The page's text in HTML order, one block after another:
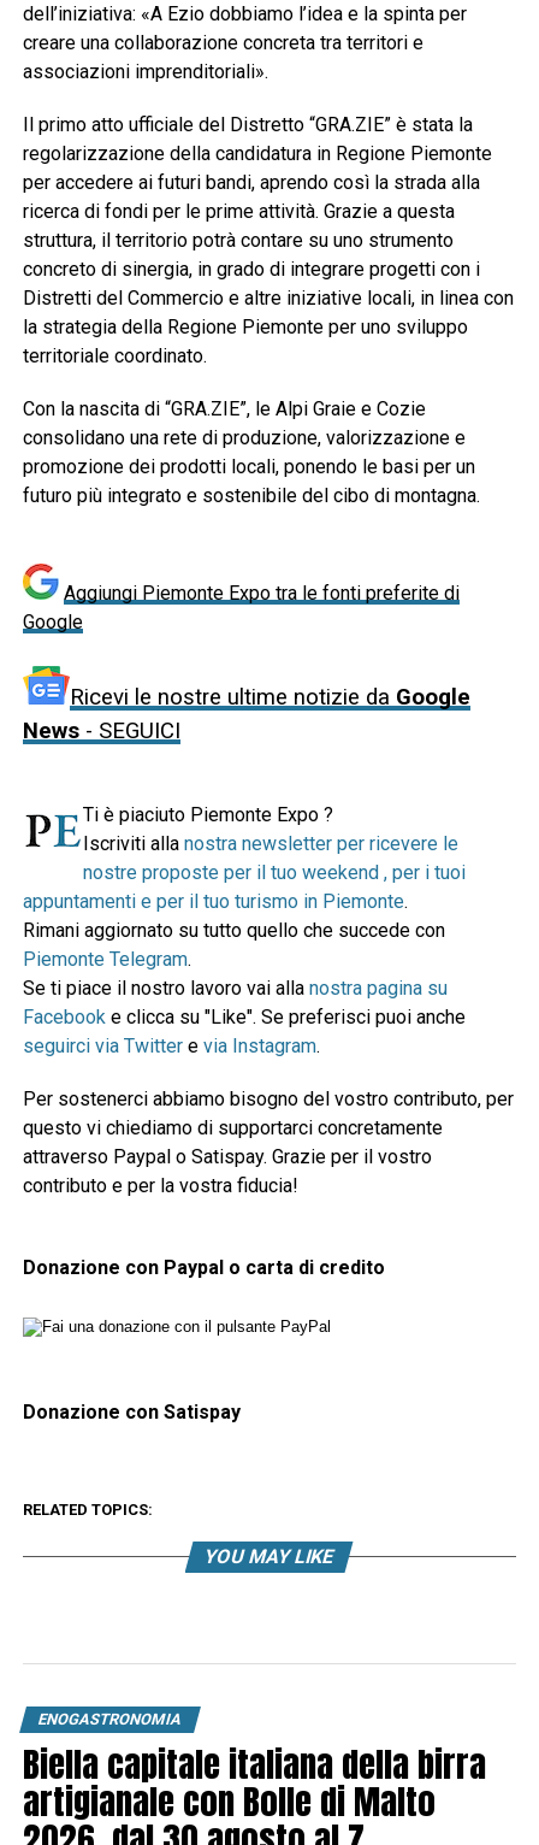
dell’iniziativa: «A Ezio dobbiamo l’idea e la spinta per
creare una collaborazione concreta tra territori e
associazioni imprenditoriali».
Il primo atto ufficiale del Distretto “GRA.ZIE” è stata la
regolarizzazione della candidatura in Regione Piemonte
per accedere ai futuri bandi, aprendo così la strada alla
ricerca di fondi per le prime attività. Grazie a questa
struttura, il territorio potrà contare su uno strumento
concreto di sinergia, in grado di integrare progetti con i
Distretti del Commercio e altre iniziative locali, in linea con
la strategia della Regione Piemonte per uno sviluppo
territoriale coordinato.
Con la nascita di “GRA.ZIE”, le Alpi Graie e Cozie
consolidano una rete di produzione, valorizzazione e
promozione dei prodotti locali, ponendo le basi per un
futuro più integrato e sostenibile del cibo di montagna.
Aggiungi Piemonte Expo tra le fonti preferite di
Google
Ricevi le nostre ultime notizie da Google
News- SEGUICI
Ti è piaciuto Piemonte Expo ?
Iscriviti alla nostra newsletter per ricevere le
nostre proposte per il tuo weekend , per i tuoi
appuntamenti e per il tuo turismo in Piemonte.
Rimani aggiornato su tutto quello che succede con
Piemonte Telegram.
Se ti piace il nostro lavoro vai alla nostra pagina su
Facebook e clicca su "Like". Se preferisci puoi anche
seguirci via Twittere via Instagram.
Per sostenerci abbiamo bisogno del vostro contributo, per
questo vi chiediamo di supportarci concretamente
attraverso Paypal o Satispay. Grazie per il vostro
contributo e per la vostra fiducia!
Donazione con Paypal o carta di credito
Donazione con Satispay
RELATED TOPICS:
YOU MAY LIKE
ENOGASTRONOMIA
Biella capitale italiana della birra
artigianale con Bolle di Malto